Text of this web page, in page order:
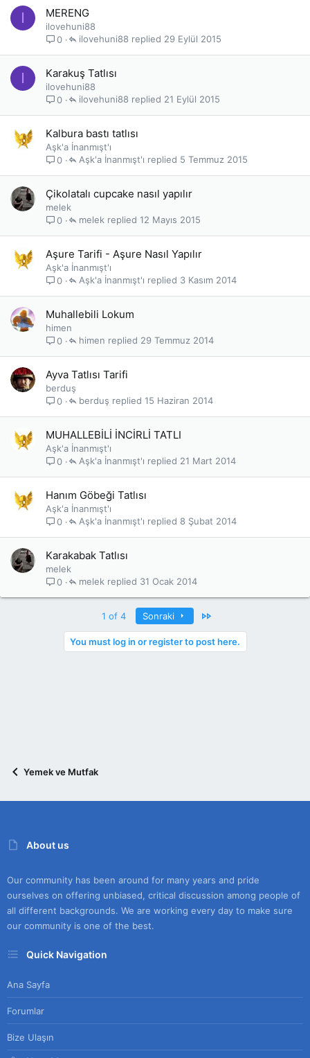
I MERENG
ilovehuni88
0
29 Eylül 2015
ilovehuni88
I Karakuş Tatlısı
ilovehuni88
0
21 Eylül 2015
ilovehuni88
Kalbura bastı tatlısı
Aşk'a İnanmışt'ı
0
5 Temmuz 2015
Aşk'a İnanmışt'ı
Çikolatalı cupcake nasıl yapılır
melek
0
12 Mayıs 2015
melek
Aşure Tarifi - Aşure Nasıl Yapılır
Aşk'a İnanmışt'ı
0
3 Kasım 2014
Aşk'a İnanmışt'ı
Muhallebili Lokum
himen
0
29 Temmuz 2014
himen
Ayva Tatlısı Tarifi
berduş
0
15 Haziran 2014
berduş
MUHALLEBİLİ İNCİRLİ TATLI
Aşk'a İnanmışt'ı
0
21 Mart 2014
Aşk'a İnanmışt'ı
Hanım Göbeği Tatlısı
Aşk'a İnanmışt'ı
0
8 Şubat 2014
Aşk'a İnanmışt'ı
Karakabak Tatlısı
melek
0
31 Ocak 2014
melek
1 of 4 Sonraki Last
You must log in or register to post here.
Yemek ve Mutfak
About us
Our community has been around for many years and pride
ourselves on offering unbiased, critical discussion among people of
all different backgrounds. We are working every day to make sure
our community is one of the best.
Quick Navigation
Ana Sayfa
Forumlar
Bize Ulaşın